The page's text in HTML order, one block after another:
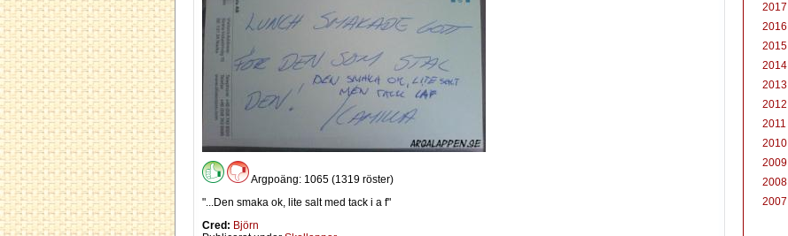
Argpoäng: 1065 (1319 röster)
"...Den smaka ok, lite salt med tack i a f"
Cred: Björn
2017
2016
2015
2014
2013
2012
2011
2010
2009
2008
2007